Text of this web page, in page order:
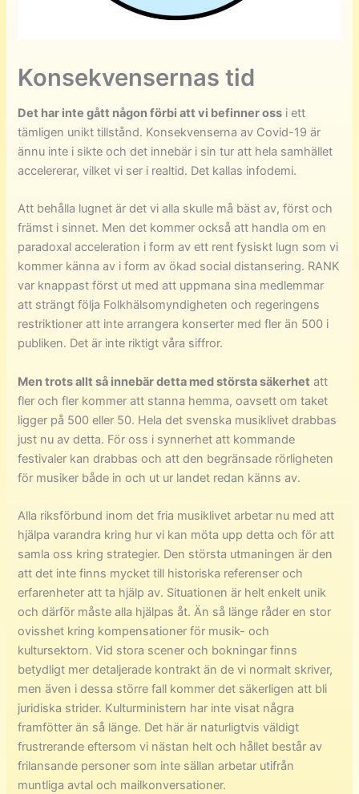
Konsekvensernas tid
Det har inte gått någon förbi att vi befinner oss i ett
tämligen unikt tillstånd. Konsekvenserna av Covid-19 är
ännu inte i sikte och det innebär i sin tur att hela samhället
accelererar, vilket vi ser i realtid. Det kallas infodemi.
Att behålla lugnet är det vi alla skulle må bäst av, först och
främst i sinnet. Men det kommer också att handla om en
paradoxal acceleration i form av ett rent fysiskt lugn som vi
kommer känna av i form av ökad social distansering. RANK
var knappast först ut med att uppmana sina medlemmar
att strängt följa Folkhälsomyndigheten och regeringens
restriktioner att inte arrangera konserter med fler än 500 i
publiken. Det är inte riktigt våra siffror.
Men trots allt så innebär detta med största säkerhet att
fler och fler kommer att stanna hemma, oavsett om taket
ligger på 500 eller 50. Hela det svenska musiklivet drabbas
just nu av detta. För oss i synnerhet att kommande
festivaler kan drabbas och att den begränsade rörligheten
för musiker både in och ut ur landet redan känns av.
Alla riksförbund inom det fria musiklivet arbetar nu med att
hjälpa varandra kring hur vi kan möta upp detta och för att
samla oss kring strategier. Den största utmaningen är den
att det inte finns mycket till historiska referenser och
erfarenheter att ta hjälp av. Situationen är helt enkelt unik
och därför måste alla hjälpas åt. Än så länge råder en stor
ovisshet kring kompensationer för musik- och
kultursektorn. Vid stora scener och bokningar finns
betydligt mer detaljerade kontrakt än de vi normalt skriver,
men även i dessa större fall kommer det säkerligen att bli
juridiska strider. Kulturministern har inte visat några
framfötter än så länge. Det här är naturligtvis väldigt
frustrerande eftersom vi nästan helt och hållet består av
frilansande personer som inte sällan arbetar utifrån
muntliga avtal och mailkonversationer.